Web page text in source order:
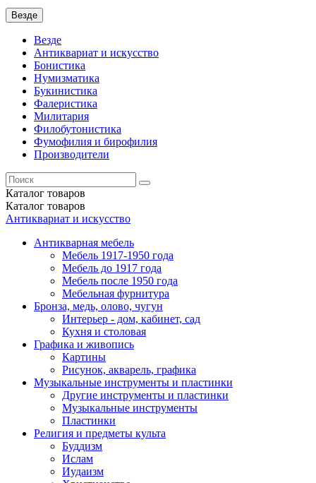
Везде
Везде
Антиквариат и искусство
Бонистика
Нумизматика
Букинистика
Фалеристика
Милитария
Филобутонистика
Фумофилия и бирофилия
Производители
Каталог товаров
Каталог товаров
Антиквариат и искусство
Антикварная мебель
Мебель 1917-1950 года
Мебель до 1917 года
Мебель после 1950 года
Мебельная фурнитура
Бронза, медь, олово, чугун
Интерьер - дом, кабинет, сад
Кухня и столовая
Графика и живопись
Картины
Рисунок, акварель, графика
Музыкальные инструменты и пластинки
Другие инструменты и пластинки
Музыкальные инструменты
Пластинки
Религия и предметы культа
Буддизм
Ислам
Иудаизм